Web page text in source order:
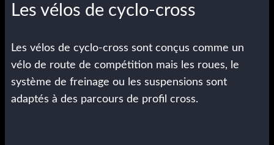
Les vélos de cyclo-cross
Les vélos de cyclo-cross sont conçus comme un
vélo de route de compétition mais les roues, le
système de freinage ou les suspensions sont
adaptés à des parcours de profil cross.